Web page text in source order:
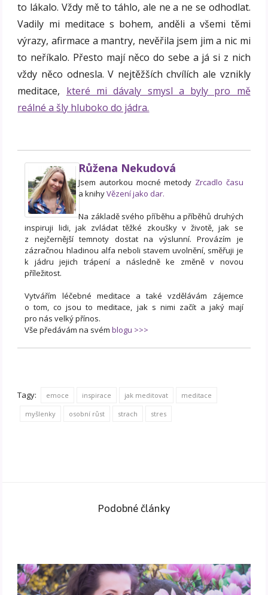
to lákalo. Vždy mě to táhlo, ale ne a ne se odhodlat.
Vadily mi meditace s bohem, anděli a všemi těmi
výrazy, afirmace a mantry, nevěřila jsem jim a nic mi
to neříkalo. Přesto mají něco do sebe a já si z nich
vždy něco odnesla. V nejtěžších chvílích ale vznikly
meditace, které mi dávaly smysl a byly pro mě
reálné a šly hluboko do jádra.
Růžena Nekudová
Jsem autorkou mocné metody Zrcadlo času
a knihyVězení jako dar.
Na základě svého příběhu a příběhů druhých
inspiruji lidi, jak zvládat těžké zkoušky v životě, jak se
z nejčernější temnoty dostat na výslunní. Provázím je
zázračnou hladinou alfa neboli stavem uvolnění, směřuji je
k jádru jejich trápení a následně ke změně v novou
příležitost.
Vytvářím léčebné meditace a také vzdělávám zájemce
o tom, co jsou to meditace, jak s nimi začít a jaký mají
pro nás velký přínos.
Vše předávám na svémblogu >>>
Tagy: emoce inspirace jak meditovat meditace
myšlenky osobní růst strach stres
Podobné články